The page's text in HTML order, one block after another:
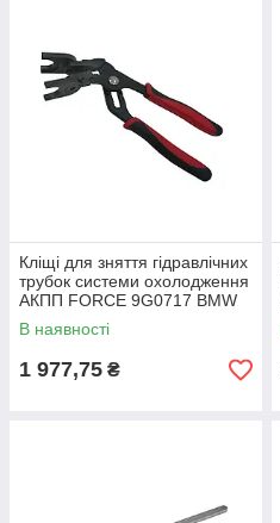
Кліщі для зняття гідравлічних
трубок системи охолодження
АКПП FORCE 9G0717 BMW
В наявності
1 977,75 ₴